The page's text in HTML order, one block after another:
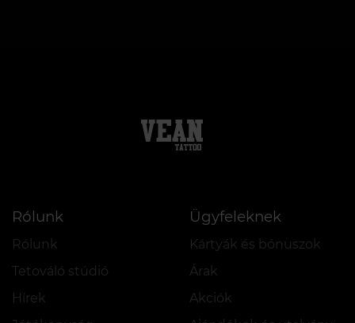
Rólunk
Rólunk
Tetováló stúdió
Hírek
Ügyfeleknek
Kártyák és bónuszok
Árak
Akciók